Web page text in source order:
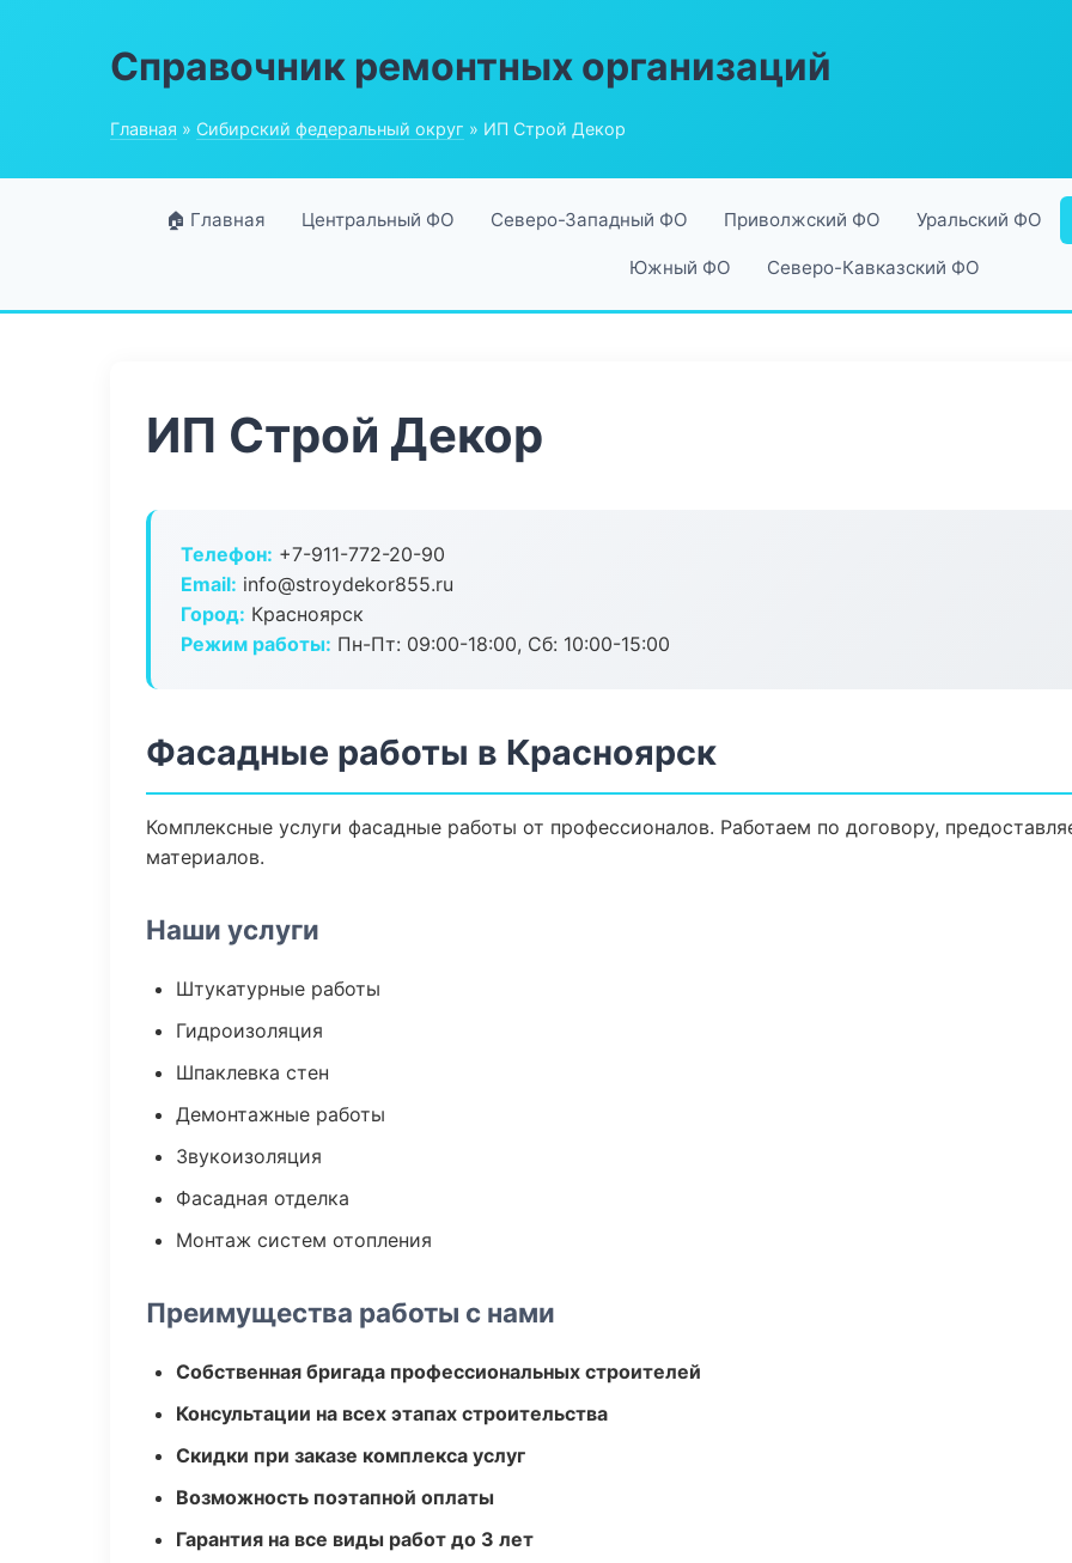
Справочник ремонтных организаций
Главная » Сибирский федеральный округ » ИП Строй Декор
🏠 Главная Центральный ФО Северо-Западный ФО Приволжский ФО Уральский ФО
Южный ФО Северо-Кавказский ФО
ИП Строй Декор
Телефон: +7-911-772-20-90
Email: info@stroydekor855.ru
Город: Красноярск
Режим работы: Пн-Пт: 09:00-18:00, Сб: 10:00-15:00
Фасадные работы в Красноярск
Комплексные услуги фасадные работы от профессионалов. Работаем по договору,
материалов.
Наши услуги
Штукатурные работы
Гидроизоляция
Шпаклевка стен
Демонтажные работы
Звукоизоляция
Фасадная отделка
Монтаж систем отопления
Преимущества работы с нами
Собственная бригада профессиональных строителей
Консультации на всех этапах строительства
Скидки при заказе комплекса услуг
Возможность поэтапной оплаты
Гарантия на все виды работ до 3 лет